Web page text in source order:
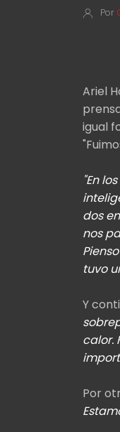
Por
Ariel
igual
"En
dos
nos
tuvo
Y
calor.
Por